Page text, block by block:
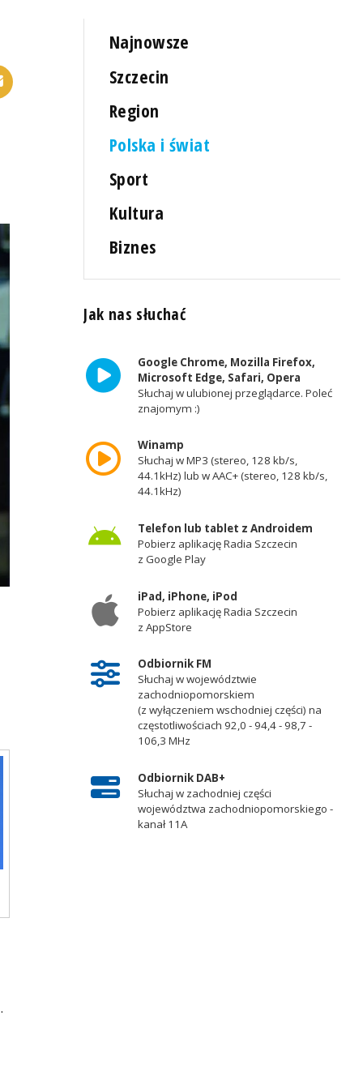
Najnowsze
Szczecin
Region
Polska i świat
Sport
Kultura
Biznes
Jak nas słuchać
Google Chrome, Mozilla Firefox,
Microsoft Edge, Safari, Opera
Słuchaj w ulubionej przeglądarce. Poleć
znajomym :)
Winamp
Słuchaj w MP3 (stereo, 128 kb/s,
44.1kHz) lub w AAC+ (stereo, 128 kb/s,
44.1kHz)
Telefon lub tablet z Androidem
Pobierz aplikację Radia Szczecin
z Google Play
iPad, iPhone, iPod
Pobierz aplikację Radia Szczecin
z AppStore
Odbiornik FM
Słuchaj w województwie
zachodniopomorskiem
(z wyłączeniem wschodniej części) na
częstotliwościach 92,0 - 94,4 - 98,7 -
106,3 MHz
Odbiornik DAB+
Słuchaj w zachodniej części
województwa zachodniopomorskiego -
kanał 11A